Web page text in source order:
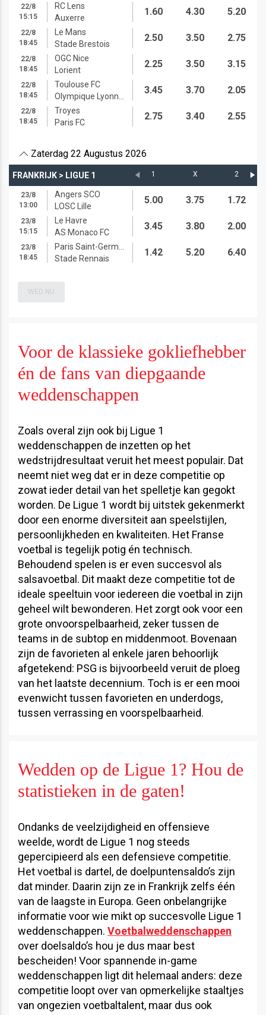
22/8
15:15
RC Lens
Auxerre
22/8
18:45
Le Mans
Stade Brestois
22/8
18:45
OGC Nice
Lorient
22/8
18:45
Toulouse FC
22/8
18:45
Troyes
Paris FC
1.60 4.30 5.20
2.50 3.50 2.75
2.25 3.50 3.15
3.45 3.70 2.05
2.75 3.40 2.55
Zaterdag 22 Augustus 2026
FRANKRIJK > LIGUE 1 1 X 2
23/8
13:00
Angers SCO
LOSC Lille
23/8
15:15
Le Havre
AS Monaco FC
23/8
18:45
Stade Rennais
5.00 3.75 1.72
3.45 3.80 2.00
1.42 5.20 6.40
WED NU
Voor de klassieke gokliefhebber
én de fans van diepgaande
weddenschappen
Zoals overal zijn ook bij Ligue 1
weddenschappen de inzetten op het
wedstrijdresultaat veruit het meest populair. Dat
neemt niet weg dat er in deze competitie op
zowat ieder detail van het spelletje kan gegokt
worden. De Ligue 1 wordt bij uitstek gekenmerkt
door een enorme diversiteit aan speelstijlen,
persoonlijkheden en kwaliteiten. Het Franse
voetbal is tegelijk potig én technisch.
Behoudend spelen is er even succesvol als
salsavoetbal. Dit maakt deze competitie tot de
ideale speeltuin voor iedereen die voetbal in zijn
geheel wilt bewonderen. Het zorgt ook voor een
grote onvoorspelbaarheid, zeker tussen de
teams in de subtop en middenmoot. Bovenaan
zijn de favorieten al enkele jaren behoorlijk
afgetekend: PSG is bijvoorbeeld veruit de ploeg
van het laatste decennium. Toch is er een mooi
evenwicht tussen favorieten en underdogs,
tussen verrassing en voorspelbaarheid.
Wedden op de Ligue 1? Hou de
statistieken in de gaten!
Ondanks de veelzijdigheid en offensieve
weelde, wordt de Ligue 1 nog steeds
gepercipieerd als een defensieve competitie.
Het voetbal is dartel, de doelpuntensaldo’s zijn
dat minder. Daarin zijn ze in Frankrijk zelfs één
van de laagste in Europa. Geen onbelangrijke
informatie voor wie mikt op succesvolle Ligue 1
weddenschappen.Voetbalweddenschappen
over doelsaldo’s hou je dus maar best
bescheiden! Voor spannende in-game
weddenschappen ligt dit helemaal anders: deze
competitie loopt over van opmerkelijke staaltjes
van ongezien voetbaltalent, maar dus ook